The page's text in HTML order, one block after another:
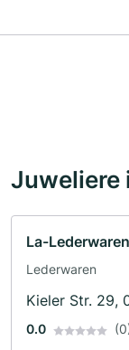
Juweliere
La-
Lederwaren
Kieler Str. 29,
0.0